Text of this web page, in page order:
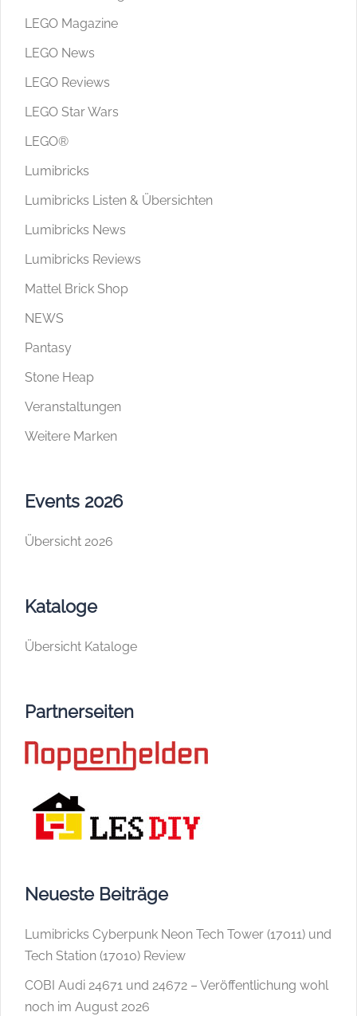
LEGO Magazine
LEGO News
LEGO Reviews
LEGO Star Wars
LEGO®
Lumibricks
Lumibricks Listen & Übersichten
Lumibricks News
Lumibricks Reviews
Mattel Brick Shop
NEWS
Pantasy
Stone Heap
Veranstaltungen
Weitere Marken
Events 2026
Übersicht 2026
Kataloge
Übersicht Kataloge
Partnerseiten
Neueste Beiträge
Lumibricks Cyberpunk Neon Tech Tower (17011) und
Tech Station (17010) Review
COBI Audi 24671 und 24672 – Veröffentlichung wohl
noch im August 2026